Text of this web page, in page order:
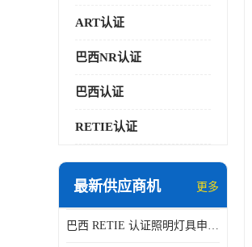
ART认证
巴西NR认证
巴西认证
RETIE认证
最新供应商机 更多
巴西 RETIE 认证照明灯具申请 RETIE 认证